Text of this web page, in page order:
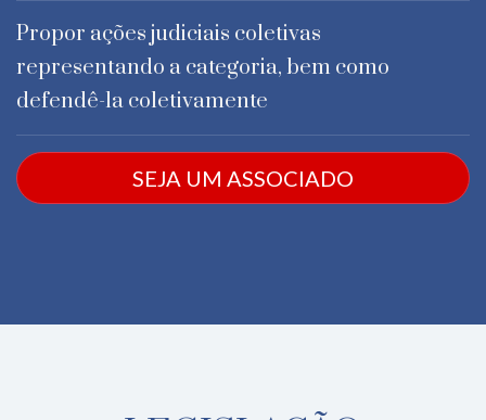
Propor ações judiciais coletivas
representando a categoria, bem como
defendê-la coletivamente
SEJA UM ASSOCIADO